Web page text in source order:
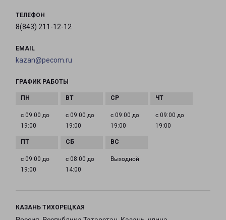
ТЕЛЕФОН
8(843) 211-12-12
EMAIL
kazan@pecom.ru
ГРАФИК РАБОТЫ
с 09:00 до
19:00
с 09:00 до
19:00
с 09:00 до
19:00
с 09:00 до
19:00
с 09:00 до
19:00
с 08:00 до
14:00
Выходной
КАЗАНЬ ТИХОРЕЦКАЯ